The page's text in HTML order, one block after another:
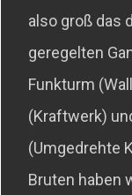
also groß das
geregelten
Funkturm
(Kraftwerk)
(Umgedrehte
Bruten haben